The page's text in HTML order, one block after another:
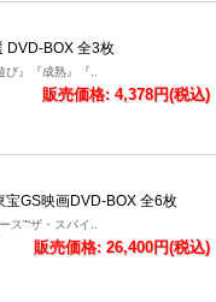
DVD-BOX 全3枚
』『成熟』『..
販売価格: 4,378円(税込)
GS映画DVD-BOX 全6枚
”“ザ・スパイ..
販売価格: 26,400円(税込)